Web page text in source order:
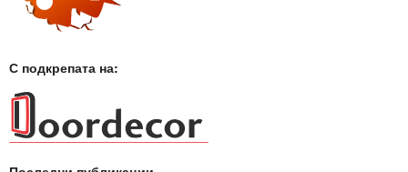
С подкрепата на: